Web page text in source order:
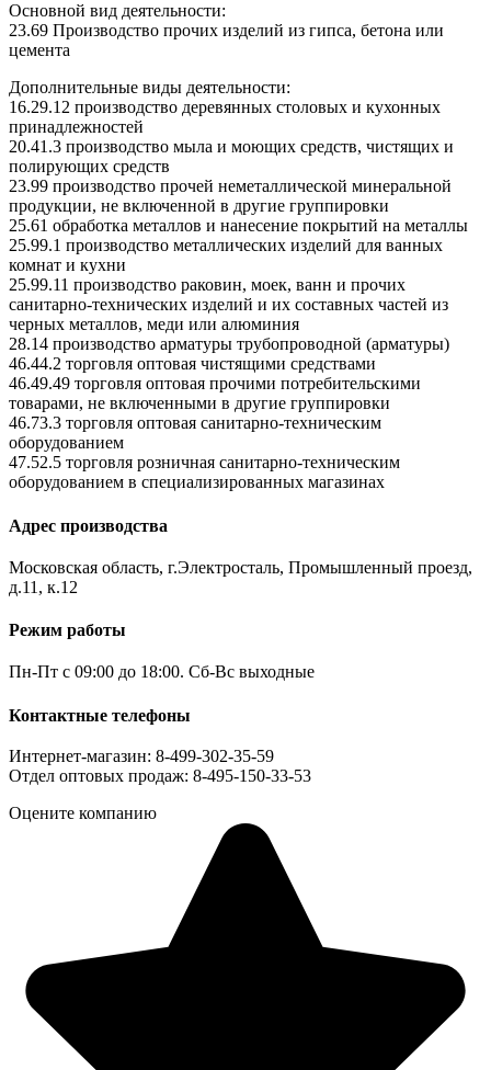
Основной вид деятельности:
23.69 Производство прочих изделий из гипса, бетона или
цемента
Дополнительные виды деятельности:
16.29.12 производство деревянных столовых и кухонных
принадлежностей
20.41.3 производство мыла и моющих средств, чистящих и
полирующих средств
23.99 производство прочей неметаллической минеральной
продукции, не включенной в другие группировки
25.61 обработка металлов и нанесение покрытий на металлы
25.99.1 производство металлических изделий для ванных
комнат и кухни
25.99.11 производство раковин, моек, ванн и прочих
санитарно-технических изделий и их составных частей из
черных металлов, меди или алюминия
28.14 производство арматуры трубопроводной (арматуры)
46.44.2 торговля оптовая чистящими средствами
46.49.49 торговля оптовая прочими потребительскими
товарами, не включенными в другие группировки
46.73.3 торговля оптовая санитарно-техническим
оборудованием
47.52.5 торговля розничная санитарно-техническим
оборудованием в специализированных магазинах
Адрес производства
Московская область, г.Электросталь, Промышленный проезд,
д.11, к.12
Режим работы
Пн-Пт с 09:00 до 18:00. Сб-Вс выходные
Контактные телефоны
Интернет-магазин: 8-499-302-35-59
Отдел оптовых продаж: 8-495-150-33-53
Оцените компанию